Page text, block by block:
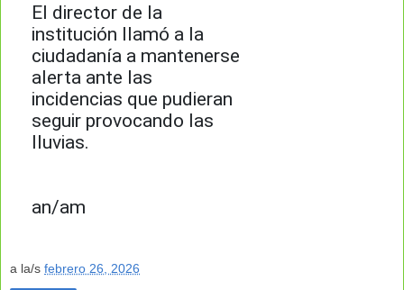
El director de la
institución llamó a la
ciudadanía a mantenerse
alerta ante las
incidencias que pudieran
seguir provocando las
lluvias.
an/am
a la/s febrero 26, 2026